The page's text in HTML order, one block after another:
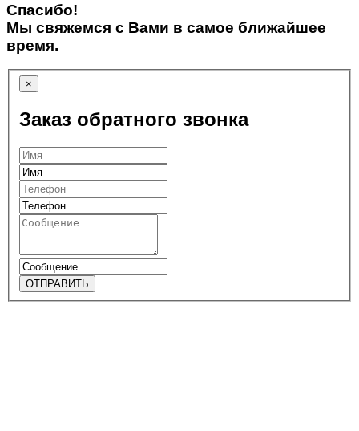
Спасибо!
Мы свяжемся с Вами в самое ближайшее
время.
×
Заказ обратного звонка
ОТПРАВИТЬ